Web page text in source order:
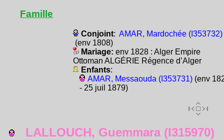
Famille
Conjoint: AMAR, Mardochée (I353732)
(env 1808)
Mariage: env 1828 : Alger Empire
Ottoman ALGÉRIE Régence d’Alger
Enfants:
AMAR, Messaouda (I353731)(env
- 25 juil 1879)
LALLOUCH, Guemmara (I315970)